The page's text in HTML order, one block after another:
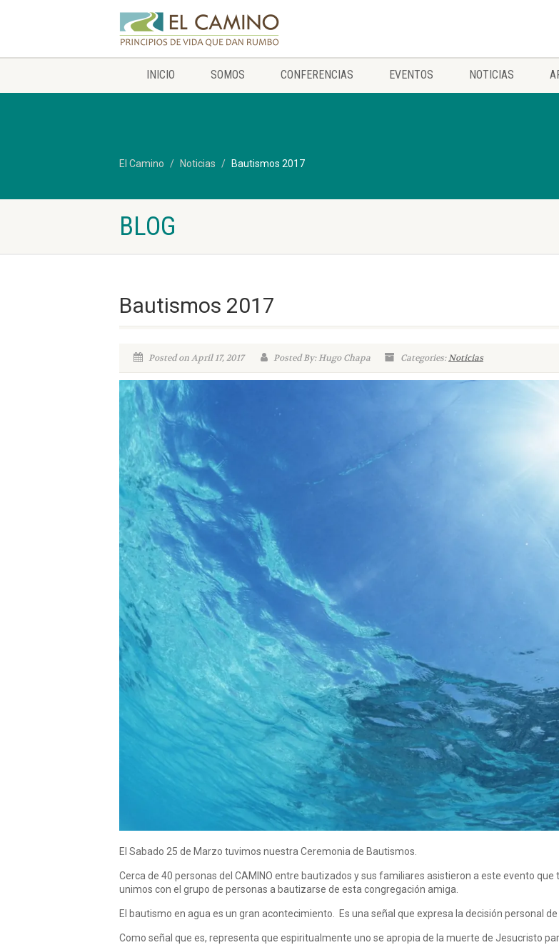
INICIO SOMOS CONFERENCIAS EVENTOS NOTICIAS
El Camino Noticias Bautismos 2017
BLOG
Bautismos 2017
Posted on April 17, 2017 Posted By: Hugo Chapa Categories:Noticias
El Sabado 25 de Marzo tuvimos nuestra Ceremonia de Bautismos.
Cerca de 40 personas del CAMINO entre bautizados y sus familiares asistieron a este evento que
unimos con el grupo de personas a bautizarse de esta congregación amiga.
El bautismo en agua es un gran acontecimiento. Es una señal que expresa la decisión personal
Como señal que es, representa que espiritualmente uno se apropia de la muerte de Jesucristo